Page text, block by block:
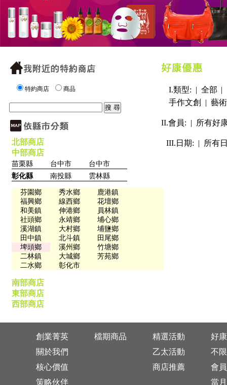
特約商店 商品
北部商店
中部商店
苗栗縣 台中市
台中市
彰化縣
南投縣 雲林縣
芬園鄉 秀水鄉
鹿港鎮
福興鄉
線西鄉
花壇鄉
和美鎮
伸港鄉
員林鎮
社頭鄉
永靖鄉
埔心鄉
溪湖鎮
大村鄉
埔鹽鄉
田中鎮
北斗鎮
田尾鄉
埤頭鄉
溪州鄉
竹塘鄉
二林鎮
大城鄉
芳苑鄉
二水鄉
彰化市
南部商店
東部商店
西部商店
I.類型: | 全部 |
手作文創
| 藝
II.會員: | 所有好
III.日期: | 所有
創業菁英
關於我們
核心價值
策略伙伴
檔期商品
精選活動
乙太活動
商店推薦
好
不
會
當